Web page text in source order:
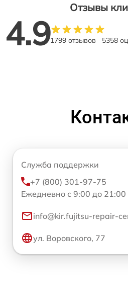
Отзывы
4.91799 отзывов 5358
Служба поддержки
+7 (800) 301-97-75
Ежедневно с 9:00 до 21:00
info@kir.fujitsu-repair-
ул. Воровского, 77